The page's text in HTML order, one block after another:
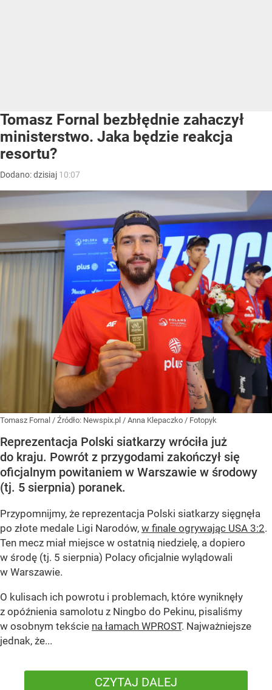
Tomasz Fornal bezbłędnie zahaczył
ministerstwo. Jaka będzie reakcja
resortu?
Dodano:dzisiaj 10:07
Tomasz Fornal / Źródło: Newspix.pl / Anna Klepaczko / Fotopyk
Reprezentacja Polski siatkarzy wróciła już
do kraju. Powrót z przygodami zakończył się
oficjalnym powitaniem w Warszawie w środowy
(tj. 5 sierpnia) poranek.
Przypomnijmy, że reprezentacja Polski siatkarzy sięgnęła
po złote medale Ligi Narodów, w finale ogrywając USA 3:2.
Ten mecz miał miejsce w ostatnią niedzielę, a dopiero
w środę (tj. 5 sierpnia) Polacy oficjalnie wylądowali
w Warszawie.
O kulisach ich powrotu i problemach, które wyniknęły
z opóźnienia samolotu z Ningbo do Pekinu, pisaliśmy
w osobnym tekście na łamach WPROST. Najważniejsze
jednak, że...
CZYTAJ DALEJ